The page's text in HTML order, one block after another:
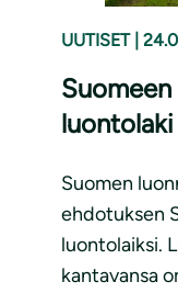
UUTISET
luontolaki
Suomen
ehdotuksen
luontolaiksi.
kantavansa